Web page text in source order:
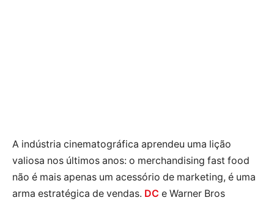
A indústria cinematográfica aprendeu uma lição
valiosa nos últimos anos: o merchandising fast food
não é mais apenas um acessório de marketing, é uma
arma estratégica de vendas. DC e Warner Bros